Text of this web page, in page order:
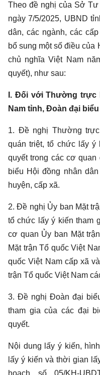
Theo đề nghị của Sở
ngày 7/5/2025, UBND
dân, các ngành, các
bổ sung một số điều
chủ nghĩa Việt Nam
quyết), như sau:
I. Đối với Thường trực
Nam tỉnh, Đoàn đại
1. Đề nghị Thường
quán triệt, tổ chức lấy ý
quyết trong các cơ
biểu Hội đồng nhân
huyện, cấp xã.
2. Đề nghị Ủy ban Mặt
tổ chức lấy ý kiến tham
cơ quan Ủy ban Mặt
Mặt trận Tổ quốc Việt
quốc Việt Nam cấp xã
trận Tổ quốc Việt Nam
3. Đề nghị Đoàn đại
tham gia của các đại
quyết.
Nội dung lấy ý kiến,
lấy ý kiến và thời gian
hoạch số 05/KH-